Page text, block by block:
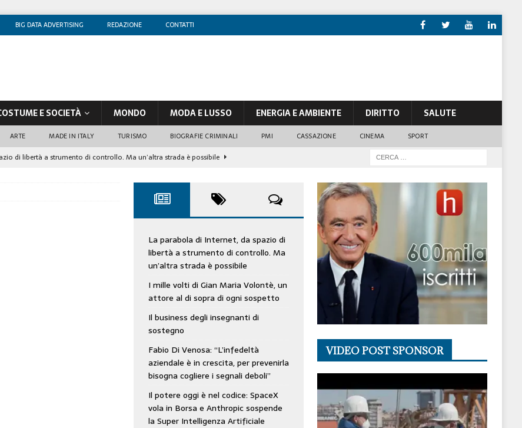
BIG DATA ADVERTISING REDAZIONE CONTATTI
E SOCIETÀ MONDO MODA E LUSSO ENERGIA E AMBIENTE DIRITTO SALUTE
ARTE MADE IN ITALY TURISMO BIOGRAFIE CRIMINALI PMI CASSAZIONE CINEMA SPORT
di libertà a strumento di controllo. Ma un’altra strada è possibile
CINEMA
aziendale è in crescita, per prevenirla bisogna cogliere i segnali deboli”
e morto nell’era digitale. Il tempo si era dimenticato di Gillo Dorfles e lui
La parabola di Internet, da spazio di
libertà a strumento di controllo. Ma
un’altra strada è possibile
I mille volti di Gian Maria Volontè, un
attore al di sopra di ogni sospetto
Il business degli insegnanti di
sostegno
Fabio Di Venosa: “L’infedeltà
aziendale è in crescita, per prevenirla
bisogna cogliere i segnali deboli”
Il potere oggi è nel codice: SpaceX
vola in Borsa e Anthropic sospende
la Super Intelligenza Artificiale
VIDEO POST SPONSOR